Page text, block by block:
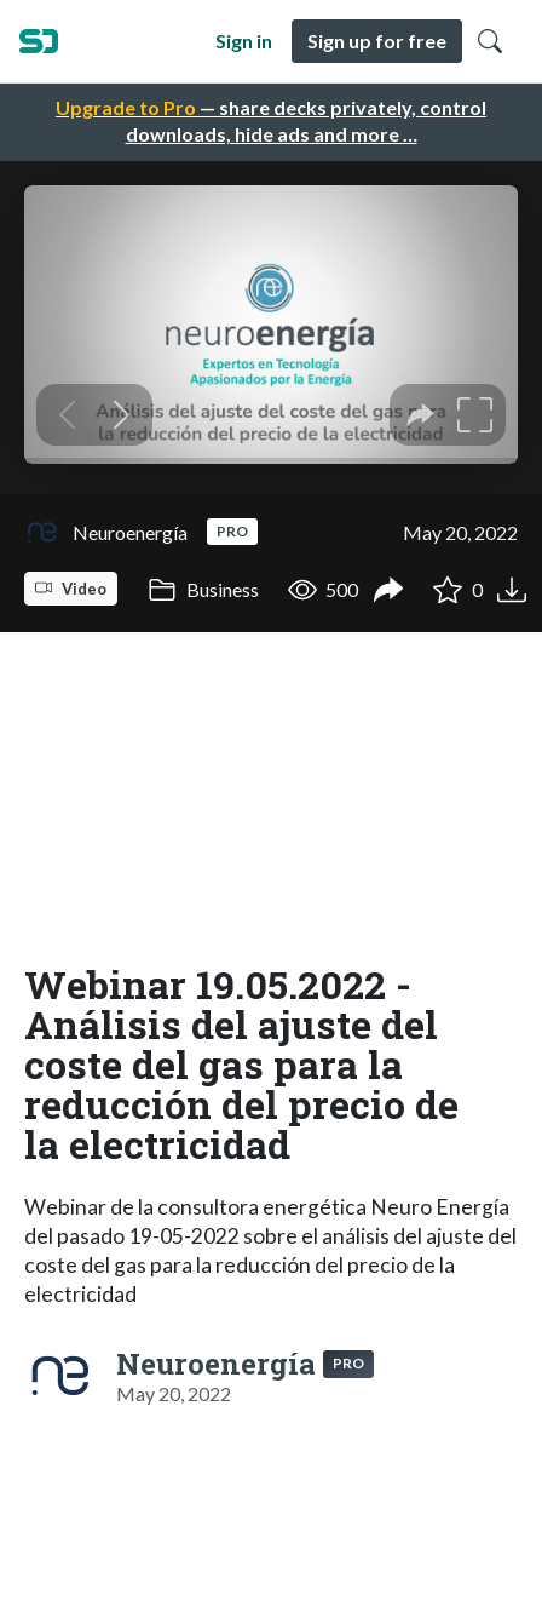
Upgrade to Pro — share decks privately, control
downloads, hide ads and more …
Sign in Sign up for free
Neuroenergía PRO May 20, 2022
Video Business 500 0
Webinar 19.05.2022 -
Análisis del ajuste del
coste del gas para la
reducción del precio de
la electricidad
Webinar de la consultora energética Neuro Energía
del pasado 19-05-2022 sobre el análisis del ajuste del
coste del gas para la reducción del precio de la
electricidad
Neuroenergía PRO
May 20, 2022